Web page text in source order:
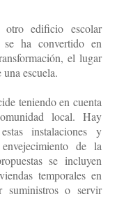
otro edificio escolar
ha convertido en
el lugar
escuela.
teniendo en cuenta
local. Hay
instalaciones y
de la
se incluyen
temporales en
suministros o servir